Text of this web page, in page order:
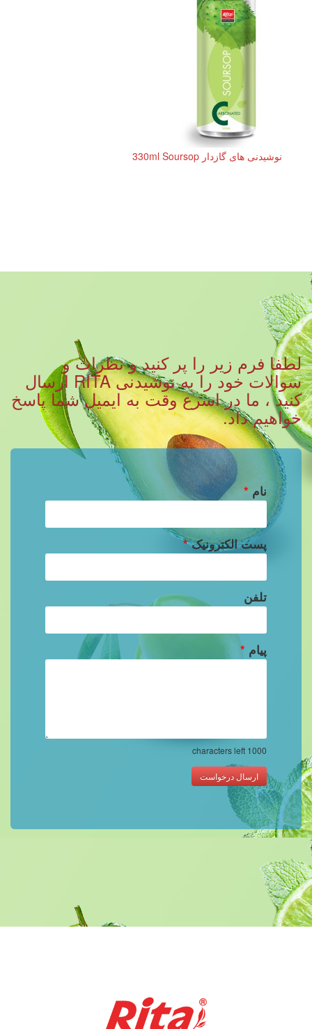
نوشیدنی های گازدار 330ml Soursop
لطفا فرم زیر را پر کنید و نظرات و
سوالات خود را به نوشیدنی RITA ارسال
کنید ، ما در اسرع وقت به ایمیل شما پاسخ
خواهیم داد.
نام *
پست الکترونیک*
تلفن
پیام *
1000
ارسال درخواست